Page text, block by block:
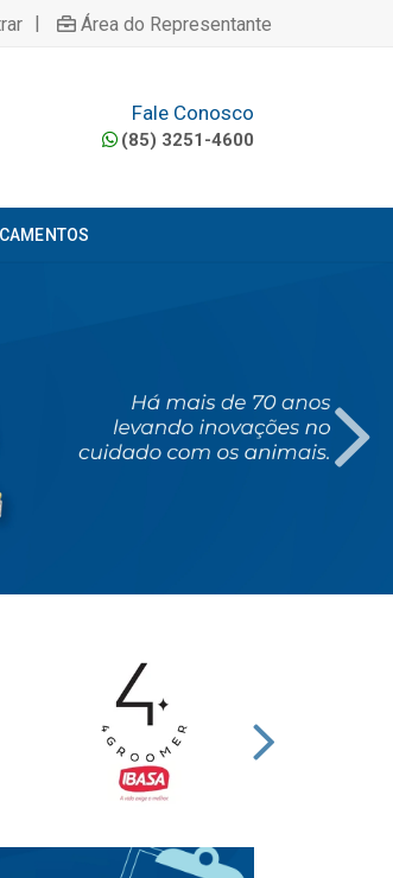
| Área do Representante
Fale Conosco
(85) 3251-4600